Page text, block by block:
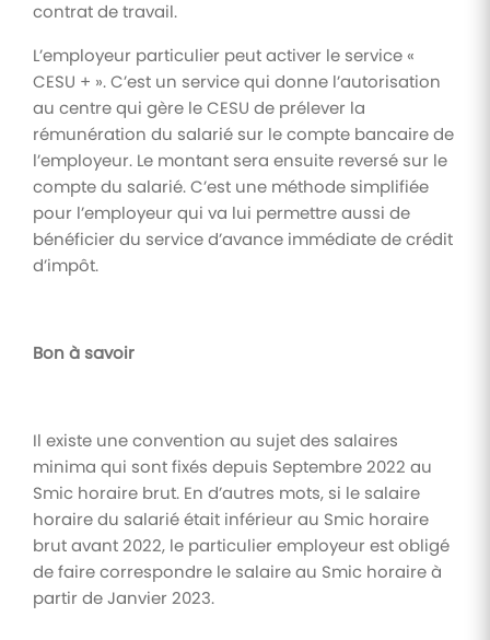
contrat de travail.
L’employeur particulier peut activer le service «
CESU + ». C’est un service qui donne l’autorisation
au centre qui gère le CESU de prélever la
rémunération du salarié sur le compte bancaire de
l’employeur. Le montant sera ensuite reversé sur le
compte du salarié. C’est une méthode simplifiée
pour l’employeur qui va lui permettre aussi de
bénéficier du service d’avance immédiate de crédit
d’impôt.
Bon à savoir
Il existe une convention au sujet des salaires
minima qui sont fixés depuis Septembre 2022 au
Smic horaire brut. En d’autres mots, si le salaire
horaire du salarié était inférieur au Smic horaire
brut avant 2022, le particulier employeur est obligé
de faire correspondre le salaire au Smic horaire à
partir de Janvier 2023.